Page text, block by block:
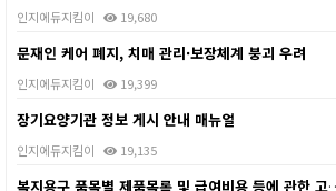
인지에듀지킴이 19,680
문재인 케어 폐지, 치매 관리·보장체계 붕괴 우려
인지에듀지킴이 19,399
장기요양기관 정보 게시 안내 매뉴얼
인지에듀지킴이 19,135
복지용구 품목별